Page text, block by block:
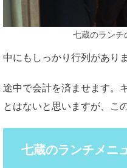
七蔵のランチ
中にもしっかり行列がありま
途中で会計を済ませます。
とはないと思いますが、こ
七蔵のランチメニ